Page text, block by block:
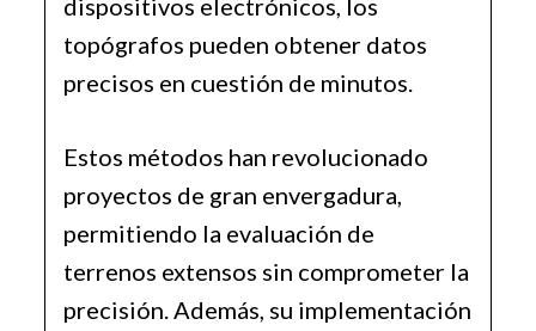
dispositivos electrónicos, los
topógrafos pueden obtener datos
precisos en cuestión de minutos.
Estos métodos han revolucionado
proyectos de gran envergadura,
permitiendo la evaluación de
terrenos extensos sin comprometer la
precisión. Además, su implementación